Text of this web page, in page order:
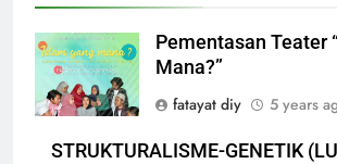
Pementasan Teater
Mana?”
fatayat diy
5 years
STRUKTURALISME-GENETIK